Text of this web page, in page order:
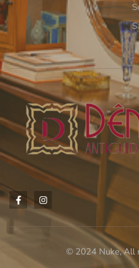
© 2024 Nuke, All